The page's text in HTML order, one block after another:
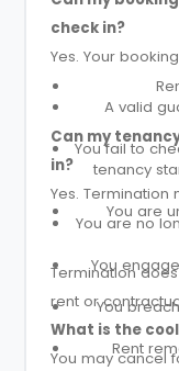
check in?
Yes. Your
A valid
You fail to
tenancy
You are
Can my
in?
Yes. Termination
You are no
You
You
Rent
Termination
rent or
What is the
You may cancel